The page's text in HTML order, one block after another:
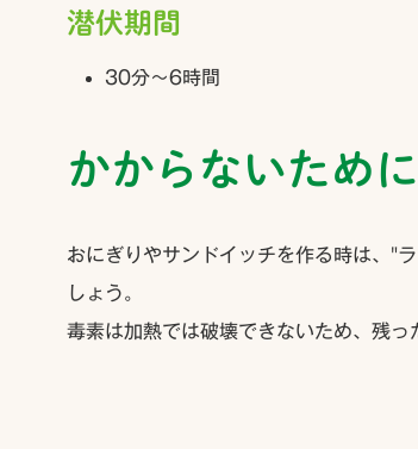
潜伏期間
30分〜6時間
かからないために
おにぎりやサンドイッチを作る時は、"
しょう。
毒素は加熱では破壊できないため、残っ